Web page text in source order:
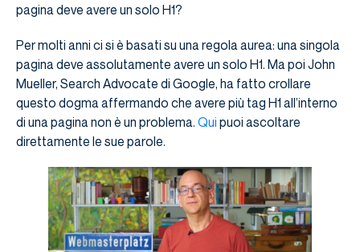
pagina deve avere un solo H1?
Per molti anni ci si è basati su una regola aurea: una singola
pagina deve assolutamente avere un solo H1. Ma poi John
Mueller, Search Advocate di Google, ha fatto crollare
questo dogma affermando che avere più tag H1 all’interno
di una pagina non è un problema. Qui puoi ascoltare
direttamente le sue parole.